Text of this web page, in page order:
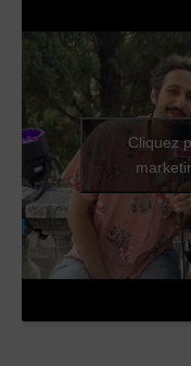
Cliquez